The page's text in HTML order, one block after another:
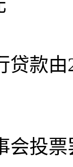
款由
投票